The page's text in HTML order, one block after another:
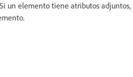
un elemento tiene atributos